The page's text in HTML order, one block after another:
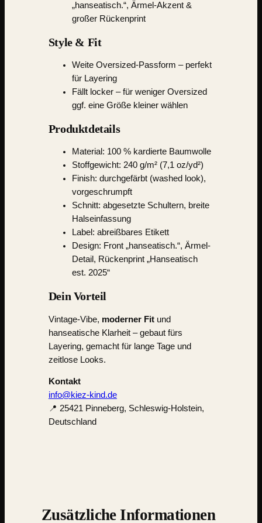
„hanseatisch.“, Ärmel-Akzent &
großer Rückenprint
Style & Fit
Weite Oversized-Passform – perfekt
für Layering
Fällt locker – für weniger Oversized
ggf. eine Größe kleiner wählen
Produktdetails
Material: 100 % kardierte Baumwolle
Stoffgewicht: 240 g/m² (7,1 oz/yd²)
Finish: durchgefärbt (washed look),
vorgeschrumpft
Schnitt: abgesetzte Schultern, breite
Halseinfassung
Label: abreißbares Etikett
Design: Front „hanseatisch.“, Ärmel-
Detail, Rückenprint „Hanseatisch
est. 2025“
Dein Vorteil
Vintage-Vibe, moderner Fitund
hanseatische Klarheit – gebaut fürs
Layering, gemacht für lange Tage und
zeitlose Looks.
Kontakt
info@kiez-kind.de
📍 25421 Pinneberg, Schleswig-Holstein,
Deutschland
Zusätzliche Informationen